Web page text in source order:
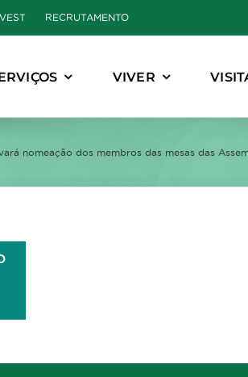
RECRUTAMENTO
VIVER
nomeação dos membros das mesas das